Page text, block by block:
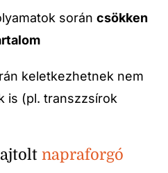
soráncsökken
keletkezhetnek nem
is (pl. transzzsírok
napraforgó